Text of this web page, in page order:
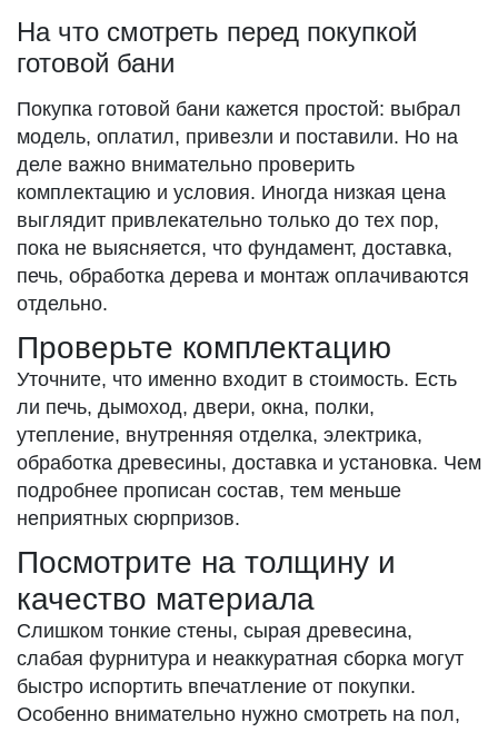
На что смотреть перед покупкой
готовой бани
Покупка готовой бани кажется простой: выбрал
модель, оплатил, привезли и поставили. Но на
деле важно внимательно проверить
комплектацию и условия. Иногда низкая цена
выглядит привлекательно только до тех пор,
пока не выясняется, что фундамент, доставка,
печь, обработка дерева и монтаж оплачиваются
отдельно.
Проверьте комплектацию
Уточните, что именно входит в стоимость. Есть
ли печь, дымоход, двери, окна, полки,
утепление, внутренняя отделка, электрика,
обработка древесины, доставка и установка. Чем
подробнее прописан состав, тем меньше
неприятных сюрпризов.
Посмотрите на толщину и
качество материала
Слишком тонкие стены, сырая древесина,
слабая фурнитура и неаккуратная сборка могут
быстро испортить впечатление от покупки.
Особенно внимательно нужно смотреть на пол,